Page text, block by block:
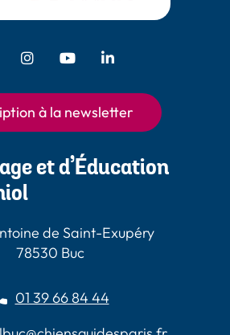
Facebook - Chiens Guides Paris
Instagram - Chiens Guides
Youtube - Chiens
Paris
à la newsletter
et d’Éducation
de Saint-Exupéry
78530 Buc
01 39 66 84 44